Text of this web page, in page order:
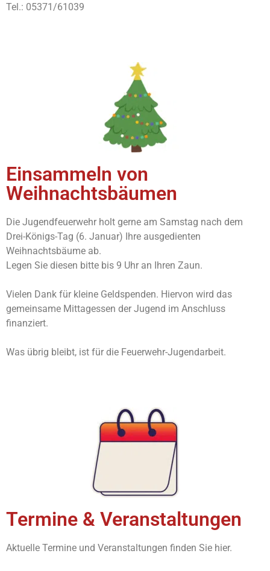
Tel.: 05371/61039
Einsammeln von
Weihnachtsbäumen
Die Jugendfeuerwehr holt gerne am Samstag nach dem
Drei-Königs-Tag (6. Januar) Ihre ausgedienten
Weihnachtsbäume ab.
Legen Sie diesen bitte bis 9 Uhr an Ihren Zaun.
Vielen Dank für kleine Geldspenden. Hiervon wird das
gemeinsame Mittagessen der Jugend im Anschluss
finanziert.
Was übrig bleibt, ist für die Feuerwehr-Jugendarbeit.
Termine & Veranstaltungen
Aktuelle Termine und Veranstaltungen finden Sie hier.